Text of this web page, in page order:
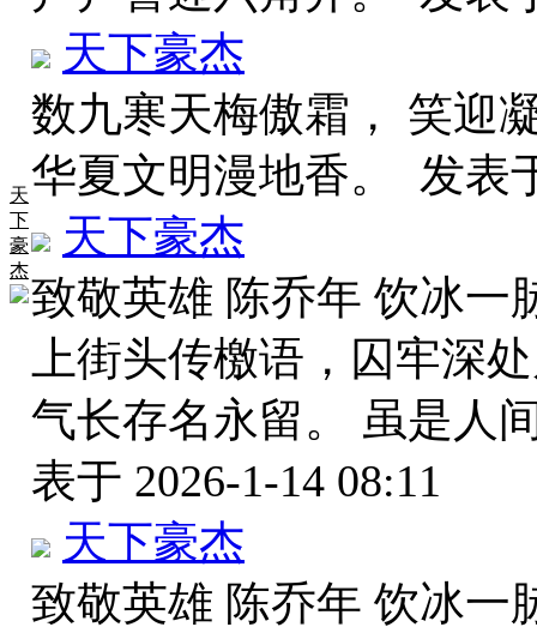
天
下
豪
杰
天下豪杰
数九寒天梅傲霜， 笑迎
华夏文明漫地香。 发表
天下豪杰
致敬英雄 陈乔年 饮冰一
上街头传檄语，囚牢深
气长存名永留。 虽是人
表于 2026-1-14 08:11
天下豪杰
致敬英雄 陈乔年 饮冰一